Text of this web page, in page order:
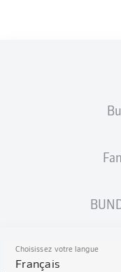
Choisissez votre langue
Français